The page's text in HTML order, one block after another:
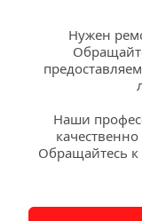
Нужен
Наши
Обращайтесь